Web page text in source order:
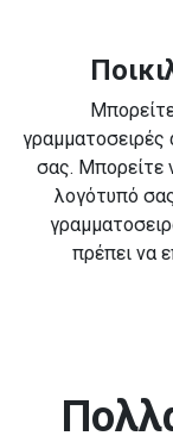
γραμματοσειρές
σας. Μπορείτε
λογότυπό
πρέπει να